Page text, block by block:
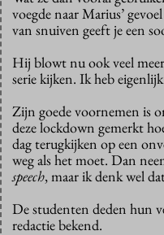
voegde naar Marius’
van snuiven geeft je een
Hij blowt nu ook veel
serie kijken. Ik heb
Zijn goede voornemen is
deze lockdown gemerkt
dag terugkijken op een
weg als het moet. Dan
speech, maar ik denk wel
De studenten deden hun
redactie bekend.